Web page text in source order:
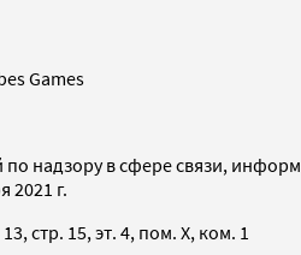
Games
надзору в сфере связи,
2021 г.
стр. 15, эт. 4, пом. X, ком. 1